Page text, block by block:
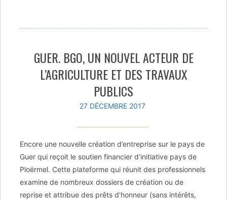
GUER. BGO, UN NOUVEL ACTEUR DE
L’AGRICULTURE ET DES TRAVAUX
PUBLICS
27 DÉCEMBRE 2017
Encore une nouvelle création d’entreprise sur le pays de
Guer qui reçoit le soutien financier d’initiative pays de
Ploërmel. Cette plateforme qui réunit des professionnels
examine de nombreux dossiers de création ou de
reprise et attribue des prêts d’honneur (sans intérêts,